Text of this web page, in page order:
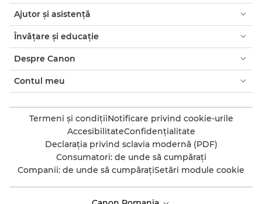
Ajutor şi asistenţă
Învăţare şi educaţie
Despre Canon
Contul meu
Termeni şi condiţiiNotificare privind cookie-urile
AccesibilitateConfidenţialitate
Declaraţia privind sclavia modernă (PDF)
Consumatori: de unde să cumpăraţi
Companii: de unde să cumpăraţiSetări module cookie